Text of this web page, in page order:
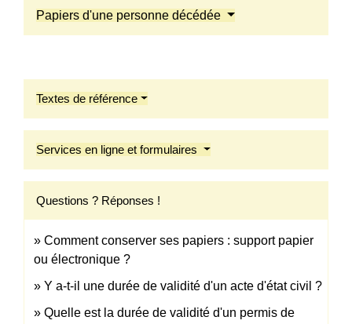
Papiers d'une personne décédée
Textes de référence
Services en ligne et formulaires
Questions ? Réponses !
Comment conserver ses papiers : support papier
ou électronique ?
Y a-t-il une durée de validité d'un acte d'état civil ?
Quelle est la durée de validité d'un permis de